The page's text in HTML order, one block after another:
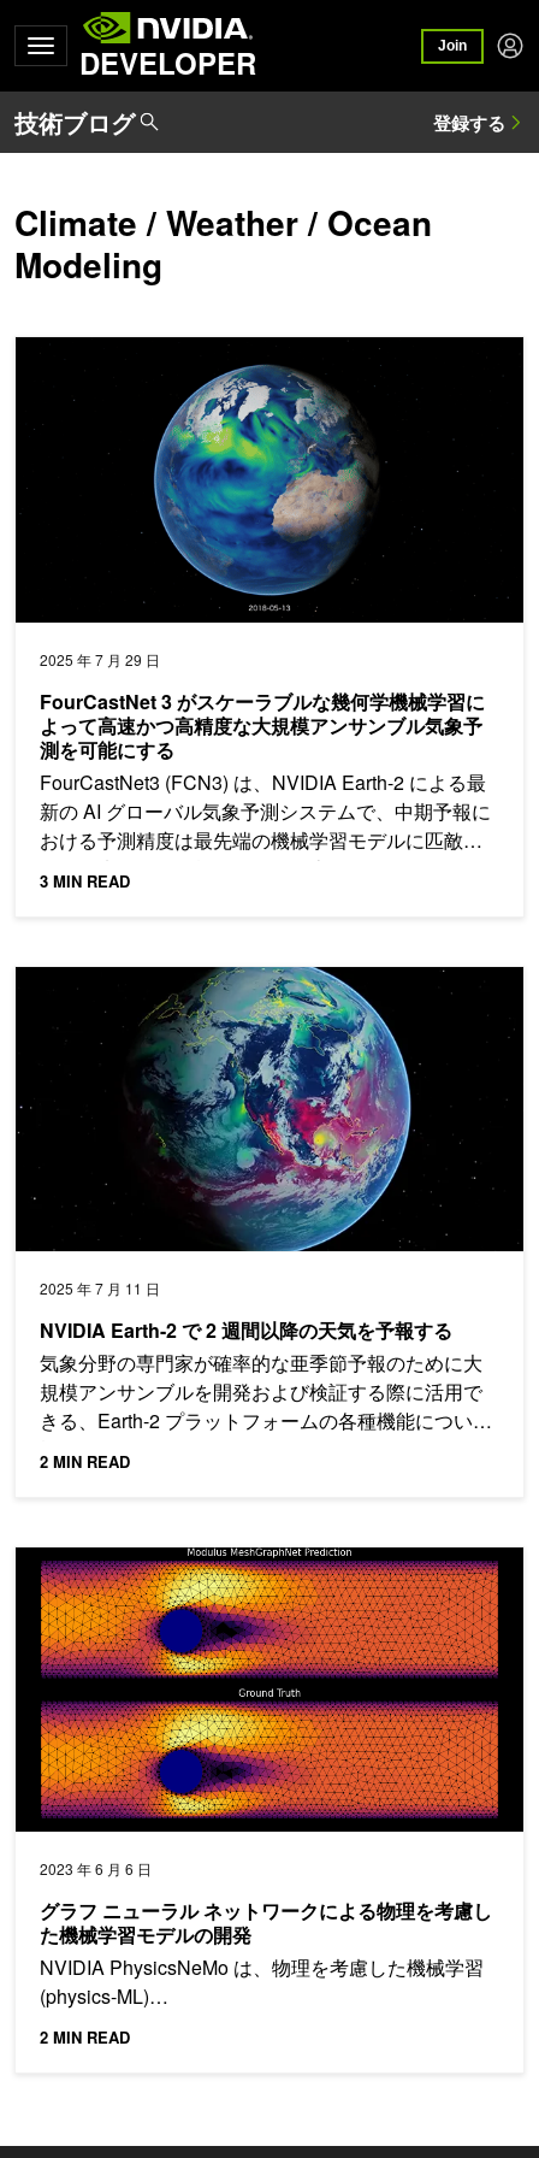
DEVELOPER Join
Climate / Weather / Ocean
Modeling
2025 年 7 月 29 日
FourCastNet 3 がスケーラブルな幾何学機械学習に
よって高速かつ高精度な大規模アンサンブル気象予
測を可能にする
FourCastNet3 (FCN3) は、NVIDIA Earth-2 による最
新の AI グローバル気象予測システムで、中期予報に
おける予測精度は最先端の機械学習モデルに匹敵
し、従来の数値予報システムを上回ります。
3 MIN READ
FourCastNet 3 がスケーラブルな幾何学機械学習によって高速
2025 年 7 月 11 日
NVIDIA Earth-2 で 2 週間以降の天気を予報する
気象分野の専門家が確率的な亜季節予報のために大
規模アンサンブルを開発および検証する際に活用で
きる、Earth-2 プラットフォームの各種機能について
概要を紹介します。
2 MIN READ
NVIDIA Earth-2 で 2 週間以降の天気を予報する
2023 年 6 月 6 日
グラフ ニューラル ネットワークによる物理を考慮し
た機械学習モデルの開発
NVIDIA PhysicsNeMo は、物理を考慮した機械学習
(physics-ML)…
2 MIN READ
グラフ ニューラル ネットワークによる物理を考慮した機械学習